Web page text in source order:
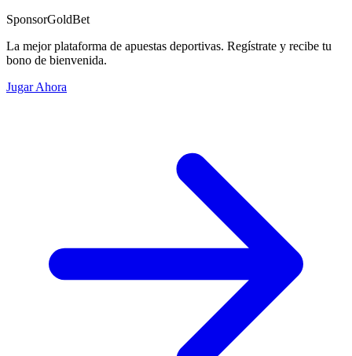
SponsorGoldBet
La mejor plataforma de apuestas deportivas. Regístrate y recibe tu
bono de bienvenida.
Jugar Ahora